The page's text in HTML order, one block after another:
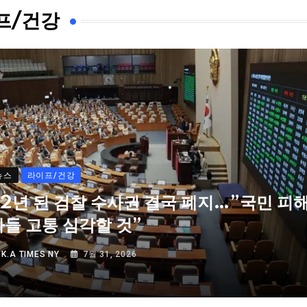
/건강
스 라이프/건강
년 된 검찰 수사권 결국 폐지…”국민 피
들 고통 심각할 것”
K.A TIMES NY 7월 31, 2026